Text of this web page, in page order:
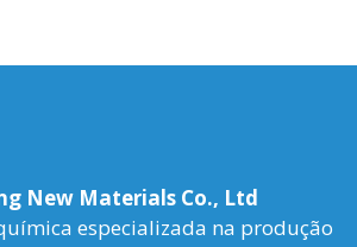
New Materials Co., Ltd
especializada na produção